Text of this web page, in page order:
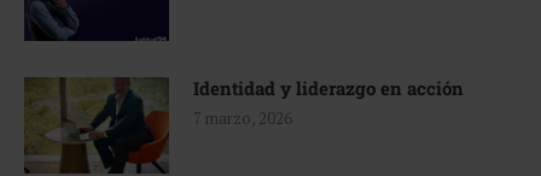
Identidad y liderazgo en acción
7 marzo, 2026